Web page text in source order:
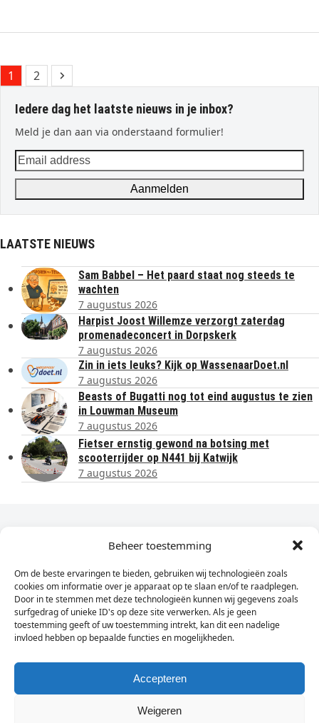
Beheer toestemming
Om de beste ervaringen te bieden, gebruiken wij technologieën zoals
cookies om informatie over je apparaat op te slaan en/of te raadplegen.
Door in te stemmen met deze technologieën kunnen wij gegevens zoals
surfgedrag of unieke ID's op deze site verwerken. Als je geen
toestemming geeft of uw toestemming intrekt, kan dit een nadelige
invloed hebben op bepaalde functies en mogelijkheden.
Accepteren
Weigeren
Page
1 Page
2 Next
Iedere dag het laatste nieuws in je inbox?
Meld je dan aan via onderstaand formulier!
Email
address
Aanmelden
LAATSTE NIEUWS
Sam Babbel – Het paard staat nog steeds te
wachten
7 augustus 2026
Harpist Joost Willemze verzorgt zaterdag
promenadeconcert in Dorpskerk
7 augustus 2026
Zin in iets leuks? Kijk op WassenaarDoet.nl
7 augustus 2026
Beasts of Bugatti nog tot eind augustus te zien
in Louwman Museum
7 augustus 2026
Fietser ernstig gewond na botsing met
scooterrijder op N441 bij Katwijk
7 augustus 2026
Dagelijks het laatste nieuws in je e-mail?
Vul
hier
je
e-
mailadres
in
Sign Up